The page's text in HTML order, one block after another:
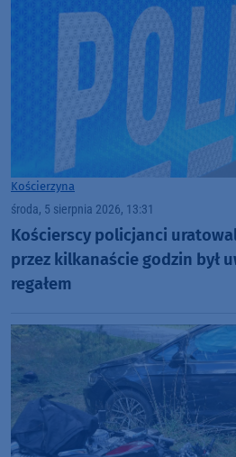
Kościerzyna
środa, 5 sierpnia 2026, 13:31
Kościerscy policjanci
przez kilkanaście godzin był
regałem